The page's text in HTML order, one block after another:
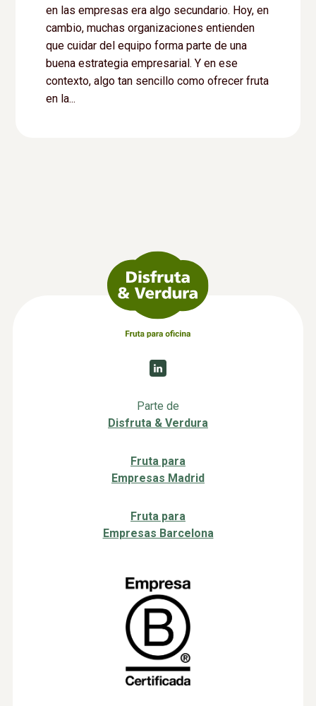
en las empresas era algo secundario. Hoy, en
cambio, muchas organizaciones entienden
que cuidar del equipo forma parte de una
buena estrategia empresarial. Y en ese
contexto, algo tan sencillo como ofrecer fruta
en la...
Parte de
Disfruta & Verdura
Fruta para
Empresas Madrid
Fruta para
Empresas Barcelona